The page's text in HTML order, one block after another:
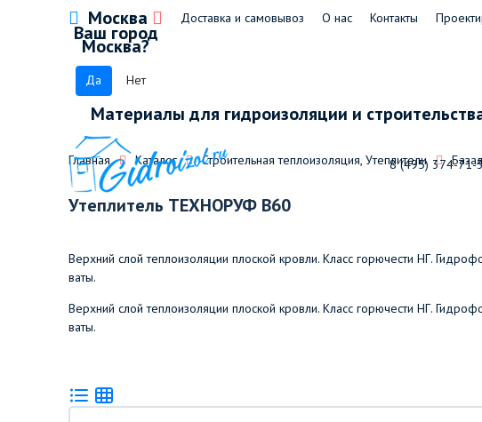
Москва
Ваш город
Москва?
Да Нет
Доставка и самовывоз О нас Контакты
Материалы для гидроизоляции и
8 (495) 374-71-
Главная Каталог Строительная теплоизоляция, Утеплители
Утеплитель ТЕХНОРУФ В60
Верхний слой теплоизоляции плоской кровли. Класс горючести НГ.
ваты.
Верхний слой теплоизоляции плоской кровли. Класс горючести НГ.
ваты.